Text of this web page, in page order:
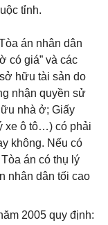
tỉnh.
án nhân dân
có giá” và các
hữu tài sản do
nhận quyền sử
nhà ở; Giấy
xe ô tô…) có phải
không. Nếu có
án có thụ lý
nhân dân tối cao
2005 quy định: